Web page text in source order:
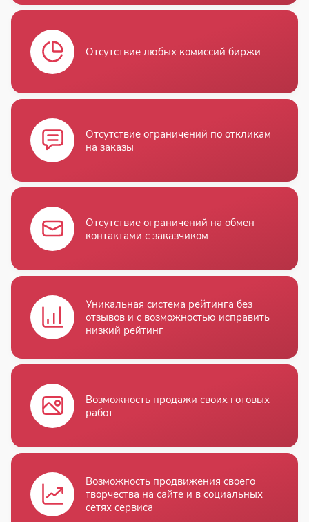
Отсутствие любых комиссий биржи
Отсутствие ограничений по откликам
на заказы
Отсутствие ограничений на обмен
контактами с заказчиком
Уникальная система рейтинга без
отзывов и с возможностью исправить
низкий рейтинг
Возможность продажи своих готовых
работ
Возможность продвижения своего
творчества на сайте и в социальных
сетях сервиса